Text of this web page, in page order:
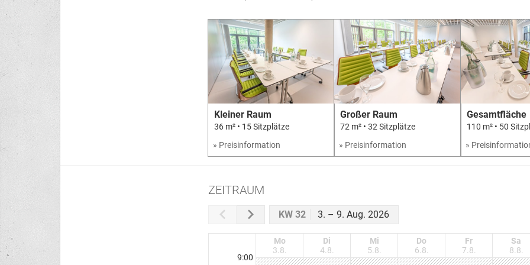
Kleiner Raum
36 m² • 15 Sitzplätze
» Preisinformation
Großer Raum
72 m² • 32 Sitzplätze
» Preisinformation
Gesamtfläche
110 m² • 50
»
ZEITRAUM
KW 32 3. – 9. Aug. 2026
Mo
3.8.
Di
4.8.
Mi
5.8.
Do
6.8.
Fr
7.8.
Sa
8.8.
9:00